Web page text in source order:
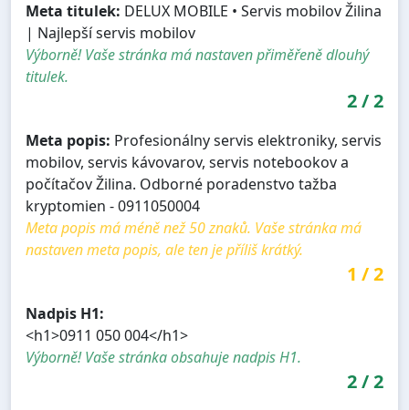
Meta titulek: DELUX MOBILE • Servis mobilov Žilina
| Najlepší servis mobilov
Výborně! Vaše stránka má nastaven přiměřeně dlouhý
titulek.
2/2
Meta popis: Profesionálny servis elektroniky, servis
mobilov, servis kávovarov, servis notebookov a
počítačov Žilina. Odborné poradenstvo tažba
kryptomien - 0911050004
Meta popis má méně než 50 znaků. Vaše stránka má
nastaven meta popis, ale ten je příliš krátký.
1 /2
Nadpis H1:
<h1>0911 050 004</h1>
Výborně! Vaše stránka obsahuje nadpis H1.
2/2